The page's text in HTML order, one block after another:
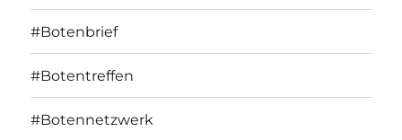
#Botenbrief
#Botentreffen
#Botennetzwerk